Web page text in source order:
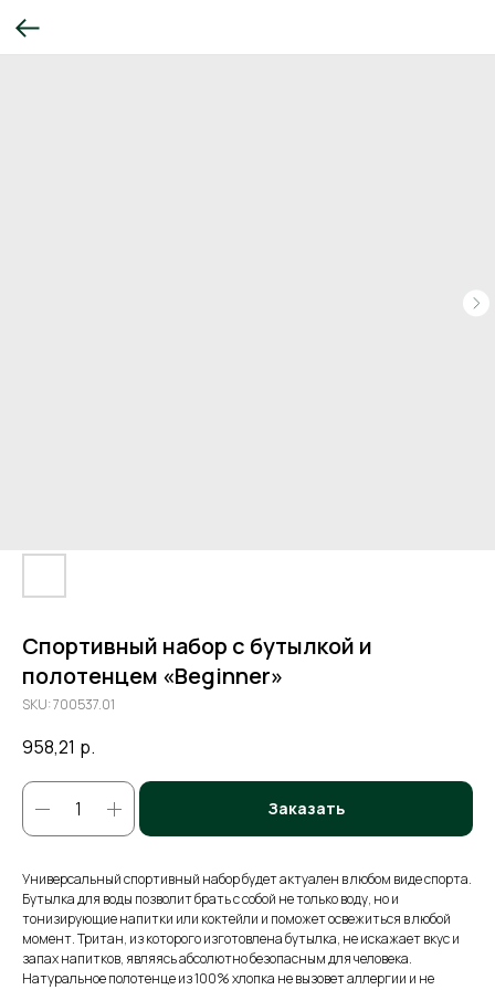
Спортивный набор с бутылкой и
полотенцем «Beginner»
SKU:700537.01
958,21 р.
Заказать
Универсальный спортивный набор будет актуален в любом виде спорта.
Бутылка для воды позволит брать с собой не только воду, но и
тонизирующие напитки или коктейли и поможет освежиться в любой
момент. Тритан, из которого изготовлена бутылка, не искажает вкус и
запах напитков, являясь абсолютно безопасным для человека.
Натуральное полотенце из 100% хлопка не вызовет аллергии и не